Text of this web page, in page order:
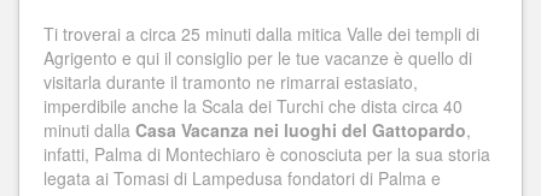
Ti troverai a circa 25 minuti dalla mitica Valle dei templi di
Agrigento e qui il consiglio per le tue vacanze è quello di
visitarla durante il tramonto ne rimarrai estasiato,
imperdibile anche la Scala dei Turchi che dista circa 40
minuti dalla Casa Vacanza nei luoghi del Gattopardo,
infatti, Palma di Montechiaro è conosciuta per la sua storia
legata ai Tomasi di Lampedusa fondatori di Palma e